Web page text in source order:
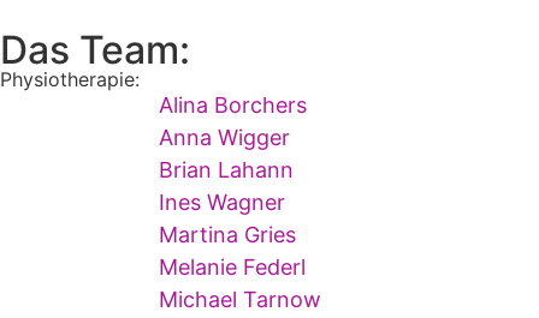
Das Team:
Physiotherapie:
Alina Borchers
Anna Wigger
Brian Lahann
Ines Wagner
Martina Gries
Melanie Federl
Michael Tarnow